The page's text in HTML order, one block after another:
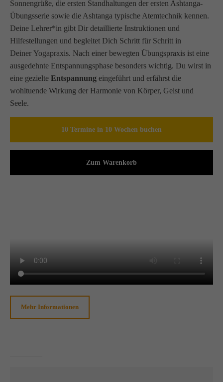
Sonnengrüße, die ersten Standhaltungen der ersten Ashtanga-
Übungsserie sowie die Ashtanga typische Atemtechnik kennen.
Deine Lehrer*in gibt Dir detaillierte Instruktionen und
Hilfestellungen und begleitet Dich Schritt für Schritt in
Deiner Yogapraxis. Nach einer bewegten Übungspraxis ist eine
ausgedehnte Entspannungsphase besonders wichtig. Du wirst in
eine gezielteEntspannung eingeführt und erfährst die
wohltuende Wirkung der Harmonie von Körper, Geist und
Seele.
10 Termine in 10 Wochen buchen
Zum Warenkorb
Mehr Informationen